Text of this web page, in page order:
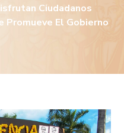
Ciudadanos
Promueve El Gobierno